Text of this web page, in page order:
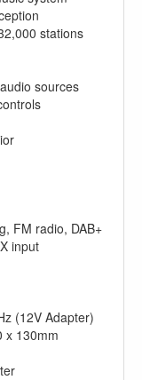
stations
sources
FM radio, DAB+
input
(12V Adapter)
x 130mm